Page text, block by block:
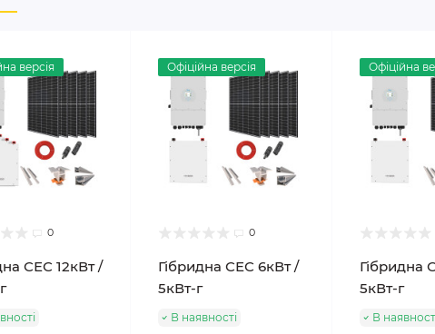
версія
0
СЕС 12кВт /
Офіційна версія
0
Гібридна СЕС 6кВт /
5кВт-г
В наявності
Офіційна
Гібридна
5кВт-г
В